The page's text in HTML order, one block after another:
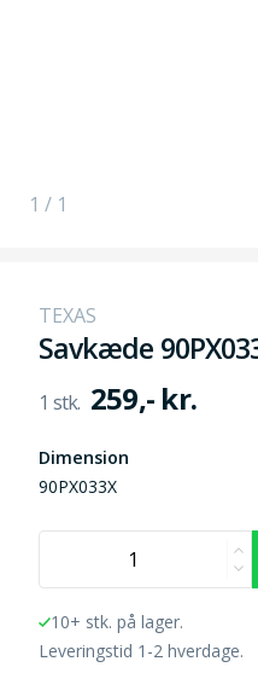
1 / 1
TEXAS
Savkæde
259,- kr.
Dimension
90PX033X
10+ stk. på lager.
Leveringstid 1-2 hverdage.